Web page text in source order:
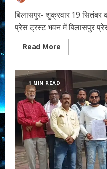
बिलासपुर- शुक्रवार 19 सितंबर
प्रेस ट्रस्ट भवन में बिलासपुर
Read More
more
बिलासपुर
प्रेस
क्लब
चुनाव
में
आशीर्वाद
पैनल
ने
मारी
बाज़ी…
दिलीप
यादव
बने
अध्यक्ष!
1 MIN READ